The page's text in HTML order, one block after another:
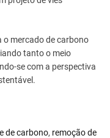
o mercado de carbono
tanto o meio
se com a perspectiva
de carbono, remoção de